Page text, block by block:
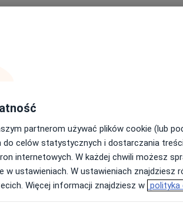
Dziś
7 Sie
Jutro
8 Sie
Ndz,
9 Sie
Pon,
10 Sie
Umawianie online nie jest dostępne
partnerom używać plików cookie (lub
do celów statystycznych i dostarczania
internetowych. W każdej chwili możesz
ustawieniach. W ustawieniach znajdziesz
Więcej informacji znajdziesz w polityka